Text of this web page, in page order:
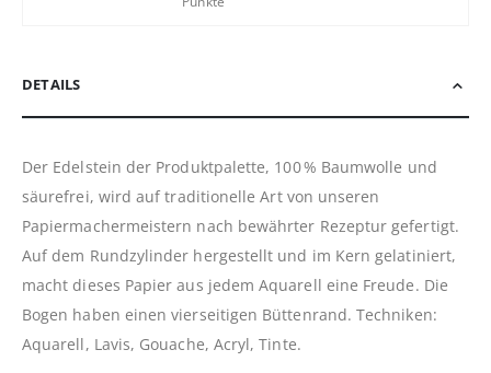
DETAILS
Der Edelstein der Produktpalette, 100 % Baumwolle und
säurefrei, wird auf traditionelle Art von unseren
Papiermachermeistern nach bewährter Rezeptur gefertigt.
Auf dem Rund­zylinder hergestellt und im Kern gelatiniert,
macht dieses Papier aus jedem Aquarell eine Freude. Die
Bogen haben einen vierseitigen Büttenrand. Techniken:
Aquarell, Lavis, Gouache, Acryl, Tinte.